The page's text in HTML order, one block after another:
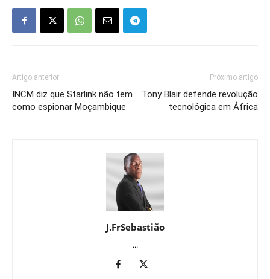
Artigo anterior
INCM diz que Starlink não tem
como espionar Moçambique
Próximo artigo
Tony Blair defende revolução
tecnológica em África
J.FrSebastião
...